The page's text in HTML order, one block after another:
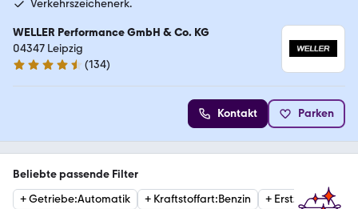
Verkehrszeichenerk.
WELLER Performance GmbH & Co. KG
04347 Leipzig
4.7 Sterne
(134)
Kontakt Parken
Beliebte passende Filter
+Getriebe:Automatik + Kraftstoffart:Benzin + Erstzulassung